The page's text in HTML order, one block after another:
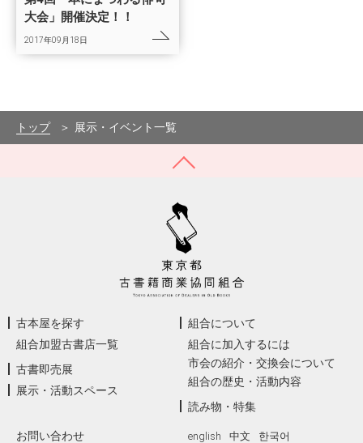
大会」開催決定！！
2017年09月18日
トップ 展示・イベント一覧
古本屋を探す
組合加盟古書店一覧
古書即売展
展示・活動スペース
組合について
組合に加入するには
市会の紹介・交換会について
組合の歴史・活動内容
読み物・特集
お問い合わせ english 中文 한국어